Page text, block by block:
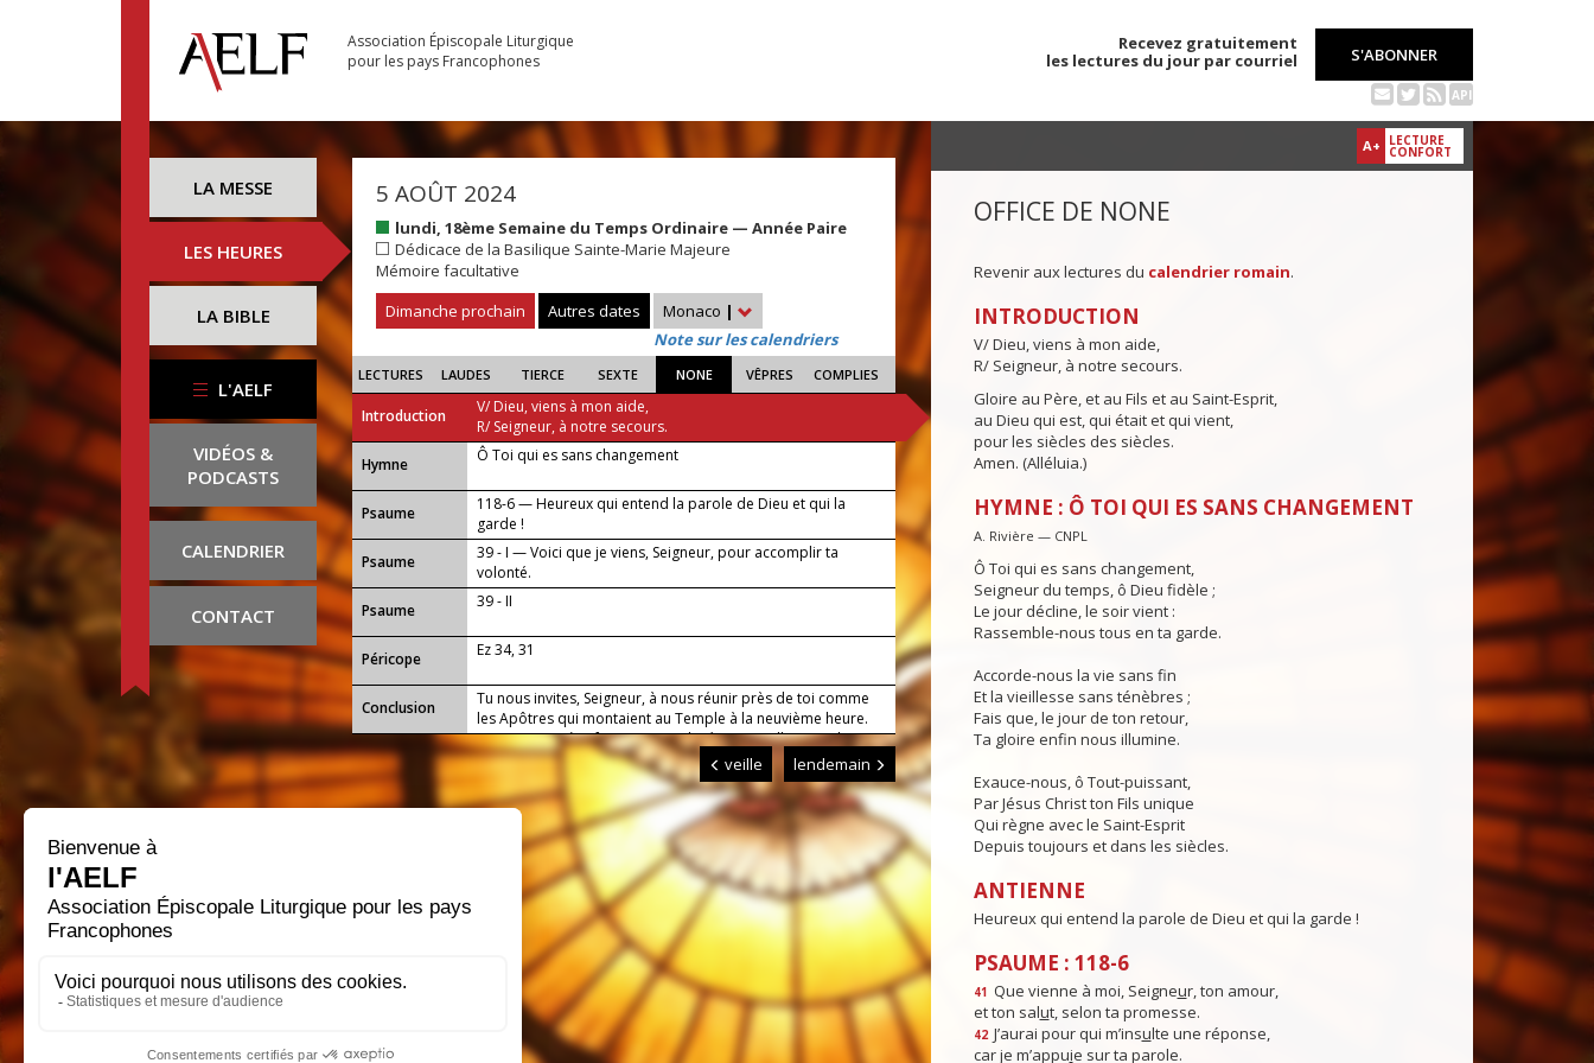
Association Épiscopale Liturgique
pour les pays Francophones
Recevez gratuitement
les lectures du jour par courriel
S'ABONNER
API
LA MESSE
LES HEURES
LA BIBLE
L'AELF
VIDÉOS &
PODCASTS
CALENDRIER
CONTACT
5 AOÛT 2024
lundi, 18ème Semaine du Temps Ordinaire — Année Paire
Dédicace de la Basilique Sainte-Marie Majeure
Mémoire facultative
Dimanche prochain
Autres dates Monaco |
Note sur les calendriers
LECTURES LAUDES TIERCE SEXTE NONE VÊPRES COMPLIES
Introduction
V/ Dieu, viens à mon aide,
R/ Seigneur, à notre secours.
...
Hymne Ô Toi qui es sans changement
Psaume
118-6 — Heureux qui entend la parole de Dieu et qui la
garde !
Psaume
39 - I — Voici que je viens, Seigneur, pour accomplir ta
volonté.
Psaume
39 - II
Péricope Ez 34, 31
Conclusion
Tu nous invites, Seigneur, à nous réunir près de toi comme
les Apôtres qui montaient au Temple à la neuvième heure.
Que notre prière faite au nom de Jésus appelle ton salut sur
tous ceux qui invoquent son nom. Lui qui règne.
veille lendemain
A+ LECTURE
CONFORT
OFFICE DE NONE
Revenir aux lectures du calendrier romain.
INTRODUCTION
V/ Dieu, viens à mon aide,
R/ Seigneur, à notre secours.
Gloire au Père, et au Fils et au Saint-Esprit,
au Dieu qui est, qui était et qui vient,
pour les siècles des siècles.
Amen. (Alléluia.)
HYMNE : Ô TOI QUI ES SANS CHANGEMENT
A. Rivière — CNPL
Ô Toi qui es sans changement,
Seigneur du temps, ô Dieu fidèle ;
Le jour décline, le soir vient :
Rassemble-nous tous en ta garde.
Accorde-nous la vie sans fin
Et la vieillesse sans ténèbres ;
Fais que, le jour de ton retour,
Ta gloire enfin nous illumine.
Exauce-nous, ô Tout-puissant,
Par Jésus Christ ton Fils unique
Qui règne avec le Saint-Esprit
Depuis toujours et dans les siècles.
ANTIENNE
Heureux qui entend la parole de Dieu et qui la garde !
PSAUME : 118-6
41 Que vienne à moi, Seigneur, ton amour,
et ton salut, selon ta promesse.
42 J’aurai pour qui m’insulte une réponse,
car je m’appuie sur ta parole.